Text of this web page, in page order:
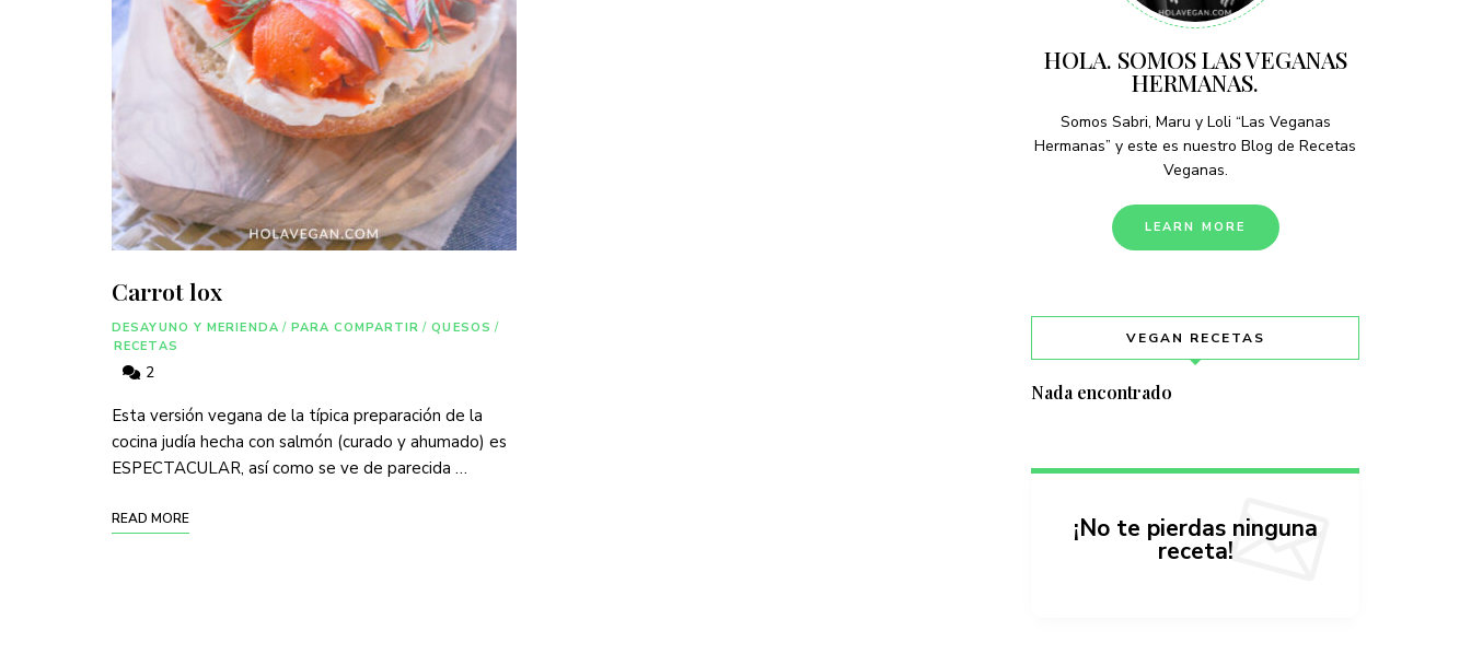
Carrot lox
DESAYUNO Y MERIENDA / PARA COMPARTIR / QUESOS /
RECETAS
2
Esta versión vegana de la típica preparación de la
cocina judía hecha con salmón (curado y ahumado) es
ESPECTACULAR, así como se ve de parecida …
READ MORE
HOLA. SOMOS LAS VEGANAS
HERMANAS.
Somos Sabri, Maru y Loli “Las Veganas
Hermanas” y este es nuestro Blog de Recetas
Veganas.
LEARN MORE
VEGAN RECETAS
Nada encontrado
¡No te pierdas ninguna
receta!